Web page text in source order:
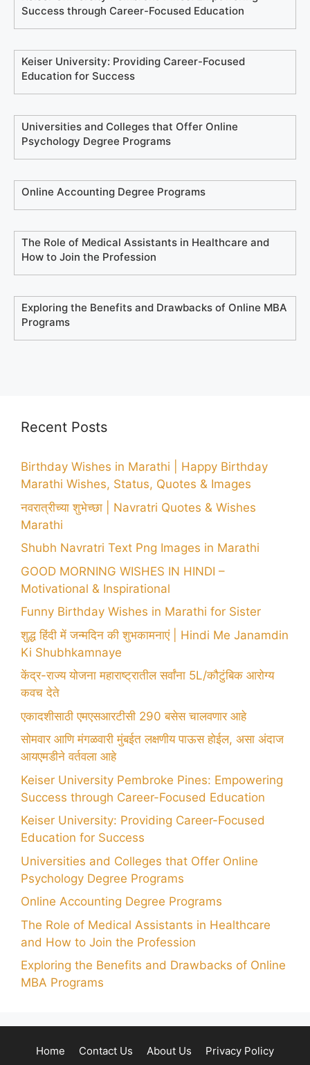
Success through Career-Focused Education
Keiser University: Providing Career-Focused
Education for Success
Universities and Colleges that Offer Online
Psychology Degree Programs
Online Accounting Degree Programs
The Role of Medical Assistants in Healthcare and
How to Join the Profession
Exploring the Benefits and Drawbacks of Online MBA
Programs
Recent Posts
Birthday Wishes in Marathi | Happy Birthday
Marathi Wishes, Status, Quotes & Images
नवरात्रीच्या शुभेच्छा | Navratri Quotes & Wishes
Marathi
Shubh Navratri Text Png Images in Marathi
GOOD MORNING WISHES IN HINDI –
Motivational & Inspirational
Funny Birthday Wishes in Marathi for Sister
शुद्ध हिंदी में जन्मदिन की शुभकामनाएं | Hindi Me Janamdin
Ki Shubhkamnaye
केंद्र-राज्य योजना महाराष्ट्रातील सर्वांना 5L/कौटुंबिक आरोग्य
कवच देते
एकादशीसाठी एमएसआरटीसी 290 बसेस चालवणार आहे
सोमवार आणि मंगळवारी मुंबईत लक्षणीय पाऊस होईल, असा अंदाज
आयएमडीने वर्तवला आहे
Keiser University Pembroke Pines: Empowering
Success through Career-Focused Education
Keiser University: Providing Career-Focused
Education for Success
Universities and Colleges that Offer Online
Psychology Degree Programs
Online Accounting Degree Programs
The Role of Medical Assistants in Healthcare
and How to Join the Profession
Exploring the Benefits and Drawbacks of Online
MBA Programs
Home Contact Us About Us Privacy Policy